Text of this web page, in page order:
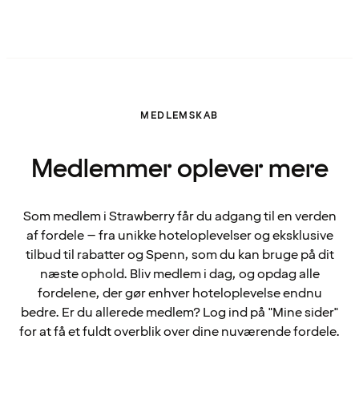
MEDLEMSKAB
Medlemmer oplever mere
Som medlem i Strawberry får du adgang til en verden
af fordele – fra unikke hoteloplevelser og eksklusive
tilbud til rabatter og Spenn, som du kan bruge på dit
næste ophold. Bliv medlem i dag, og opdag alle
fordelene, der gør enhver hoteloplevelse endnu
bedre. Er du allerede medlem? Log ind på "Mine sider"
for at få et fuldt overblik over dine nuværende fordele.